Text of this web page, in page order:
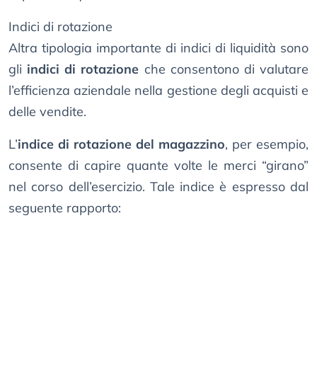
Indici di rotazione
Altra tipologia importante di indici di liquidità sono
gli indici di rotazione che consentono di valutare
l’efficienza aziendale nella gestione degli acquisti e
delle vendite.
L’indice di rotazione del magazzino, per esempio,
consente di capire quante volte le merci “girano”
nel corso dell’esercizio. Tale indice è espresso dal
seguente rapporto: